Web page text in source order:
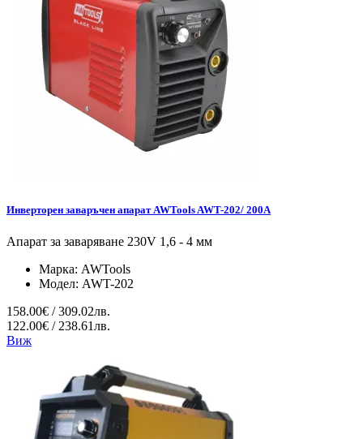
Инверторен заваръчен апарат AWTools AWT-202/ 200A
Апарат за заваряване 230V 1,6 - 4 мм
Марка: AWTools
Модел: AWT-202
158.00€ / 309.02лв.
122.00€ / 238.61лв.
Виж